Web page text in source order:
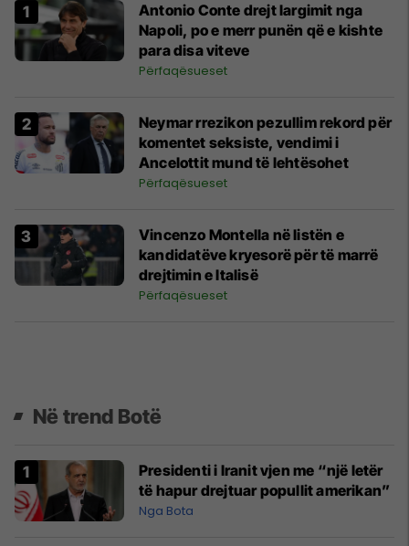
Antonio Conte drejt largimit nga
Napoli, po e merr punën që e kishte
para disa viteve
Përfaqësueset
Neymar rrezikon pezullim rekord për
komentet seksiste, vendimi i
Ancelottit mund të lehtësohet
Përfaqësueset
Vincenzo Montella në listën e
kandidatëve kryesorë për të marrë
drejtimin e Italisë
Përfaqësueset
Në trend Botë
Presidenti i Iranit vjen me “një letër
të hapur drejtuar popullit amerikan”
Nga Bota